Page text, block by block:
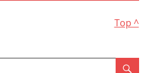
Top ^